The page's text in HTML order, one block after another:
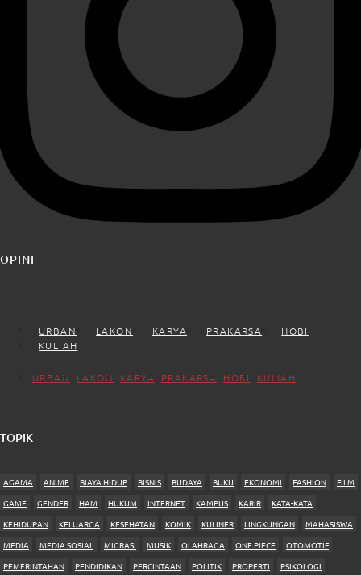
OPINI
URBAN LAKON KARYA PRAKARSA
HOBI
KULIAH
URBAN LAKON KARYA PRAKARSA HOBI KULIAH
TOPIK
AGAMA ANIME BIAYA HIDUP BISNIS BUDAYA BUKU EKONOMI FASHION
FILM
GAME
GENDER HAM HUKUM INTERNET KAMPUS KARIR
KATA-KATA
KEHIDUPAN
KELUARGA KESEHATAN KOMIK KULINER LINGKUNGAN
MAHASISWA
MEDIA
MEDIA SOSIAL MIGRASI MUSIK OLAHRAGA ONE PIECE
OTOMOTIF
PEMERINTAHAN
PENDIDIKAN PERCINTAAN POLITIK PROPERTI
PSIKOLOGI